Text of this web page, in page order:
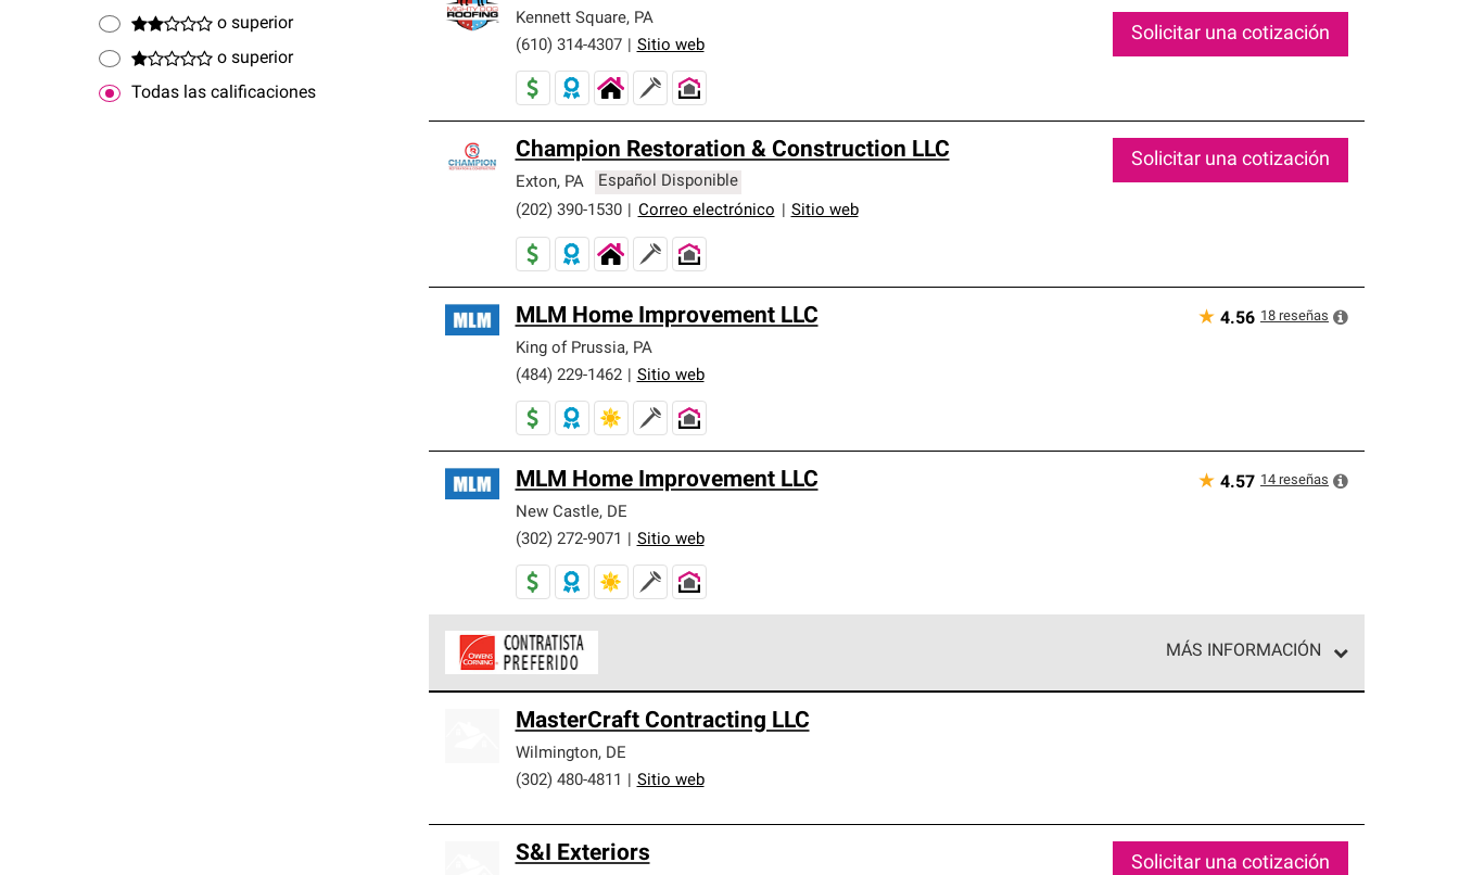
o superior
o superior
Todas las calificaciones
Kennett Square, PA
(610) 314-4307
Sitio web
Solicitar una cotización
Champion Restoration & Construction LLC
Exton, PA
Español Disponible
(202) 390-1530
Correo electrónico Sitio web
Solicitar una cotización
MLM Home Improvement LLC
King of Prussia, PA
(484) 229-1462
Sitio web
★ 4.56 18 reseñas
MLM Home Improvement LLC
New Castle, DE
(302) 272-9071
Sitio web
★ 4.57 14 reseñas
MÁS INFORMACIÓN
cumplen con altos estándares y requisitos estrictos de profesionalismo y confiabilidad.
MasterCraft Contracting LLC
Wilmington, DE
(302) 480-4811
Sitio web
S&I Exteriors Solicitar una cotización